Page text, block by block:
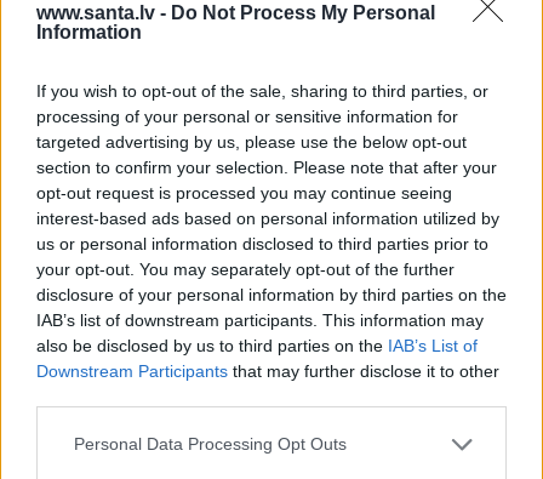
www.santa.lv - Do Not Process My Personal
Information
If you wish to opt-out of the sale, sharing to third parties, or
processing of your personal or sensitive information for
targeted advertising by us, please use the below opt-out
section to confirm your selection. Please note that after your
opt-out request is processed you may continue seeing
interest-based ads based on personal information utilized by
us or personal information disclosed to third parties prior to
your opt-out. You may separately opt-out of the further
disclosure of your personal information by third parties on the
IAB’s list of downstream participants. This information may
also be disclosed by us to third parties on the IAB’s List of
Downstream Participants that may further disclose it to other
Personal Data Processing Opt Outs
Repšes bijusī sieva pucējas kā jauna
meitene un atklāj sava lieliskā auguma
noslēpumu
VESELĪBA